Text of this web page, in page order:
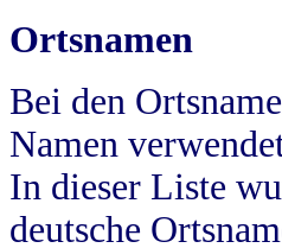
Ortsnamen
Bei den
Namen
In dieser Liste
deutsche